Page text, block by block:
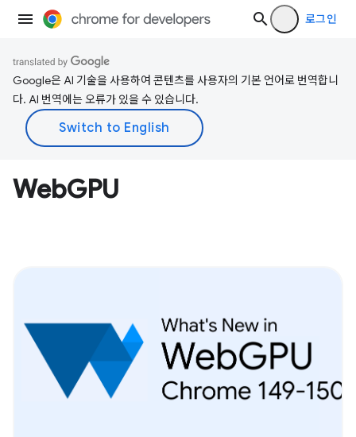
로그인
Google은 AI 기술을 사용하여 콘텐츠를 사용자의 기본 언어로 번역합니
다. AI 번역에는 오류가 있을 수 있습니다.
WebGPU